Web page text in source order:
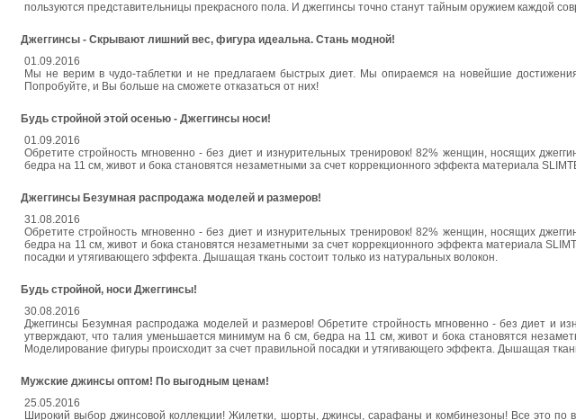
пользуются представительницы прекрасного пола. И джеггинсы точно станут тайным оружием каждой
Джеггинсы - Скрывают лишний вес, фигура идеальна. Стань модной!
01.09.2016
Мы не верим в чудо-таблетки и не предлагаем быстрых диет. Мы опираемся на новейшие
Попробуйте, и Вы больше на сможете отказаться от них!
Будь стройной этой осенью - Джеггинсы носи!
01.09.2016
Обретите стройность мгновенно - без диет и изнурительных тренировок! 82% женщин, носящих
бедра на 11 см, живот и бока становятся незаметными за счет коррекционного эффекта материала
Джеггинсы Безумная распродажа моделей и размеров!
31.08.2016
Обретите стройность мгновенно - без диет и изнурительных тренировок! 82% женщин, носящих
бедра на 11 см, живот и бока становятся незаметными за счет коррекционного эффекта материала
посадки и утягивающего эффекта. Дышащая ткань состоит только из натуральных волокон.
Будь стройной, носи Джеггинсы!
30.08.2016
Джеггинсы Безумная распродажа моделей и размеров! Обретите стройность мгновенно - без диет и
утверждают, что талия уменьшается минимум на 6 см, бедра на 11 см, живот и бока становятся
Моделирование фигуры происходит за счет правильной посадки и утягивающего эффекта. Дышащая
Мужские джинсы оптом! По выгодным ценам!
25.05.2016
Широкий выбор джинсовой коллекции! Жилетки, шорты, джинсы, сарафаны и комбинезоны! Все это по